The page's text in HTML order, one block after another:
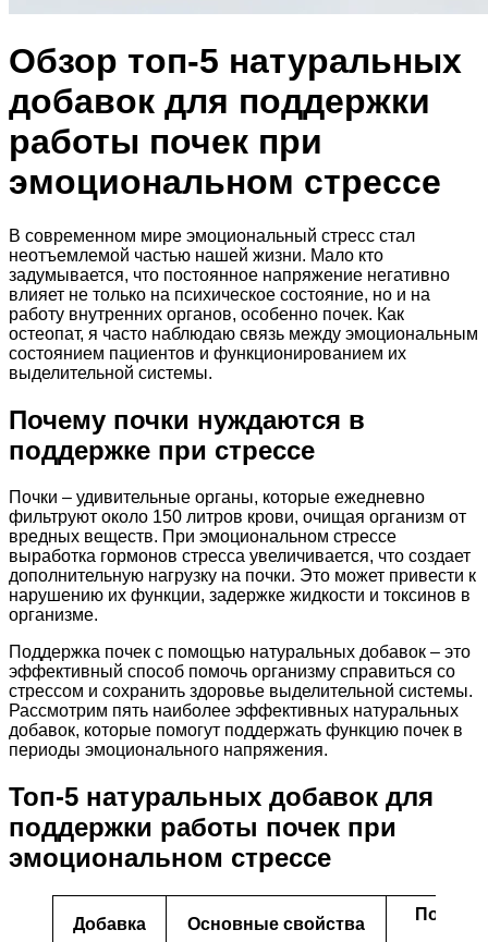
Обзор топ-5 натуральных
добавок для поддержки
работы почек при
эмоциональном стрессе
В современном мире эмоциональный стресс стал
неотъемлемой частью нашей жизни. Мало кто
задумывается, что постоянное напряжение негативно
влияет не только на психическое состояние, но и на
работу внутренних органов, особенно почек. Как
остеопат, я часто наблюдаю связь между эмоциональным
состоянием пациентов и функционированием их
выделительной системы.
Почему почки нуждаются в
поддержке при стрессе
Почки – удивительные органы, которые ежедневно
фильтруют около 150 литров крови, очищая организм от
вредных веществ. При эмоциональном стрессе
выработка гормонов стресса увеличивается, что создает
дополнительную нагрузку на почки. Это может привести к
нарушению их функции, задержке жидкости и токсинов в
организме.
Поддержка почек с помощью натуральных добавок – это
эффективный способ помочь организму справиться со
стрессом и сохранить здоровье выделительной системы.
Рассмотрим пять наиболее эффективных натуральных
добавок, которые помогут поддержать функцию почек в
периоды эмоционального напряжения.
Топ-5 натуральных добавок для
поддержки работы почек при
эмоциональном стрессе
Добавка Основные свойства
Польза